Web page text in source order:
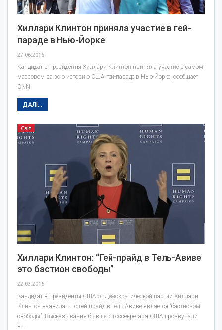
Хиллари Клинтон приняла участие в гей-
параде в Нью-Йорке
27.06.2016
Кандидат в президенты Хиллари Клинтон приняла участие в самом
массовом за всю историю США гей-параде в Нью-Йорке, сообщает
CNN.
ДАЛІ...
Світ
Хиллари Клинтон: “Гей-прайд в Тель-Авиве
это бастион свободы”
22.03.2016
Кандидат в президенты США от Демократической партии Хиллари
Клинтон заявила, что гей-прайд в Тель-Авиве является “бастионом
свободы”. Высказывания бывшего госсекретаря США прозвучали
в…